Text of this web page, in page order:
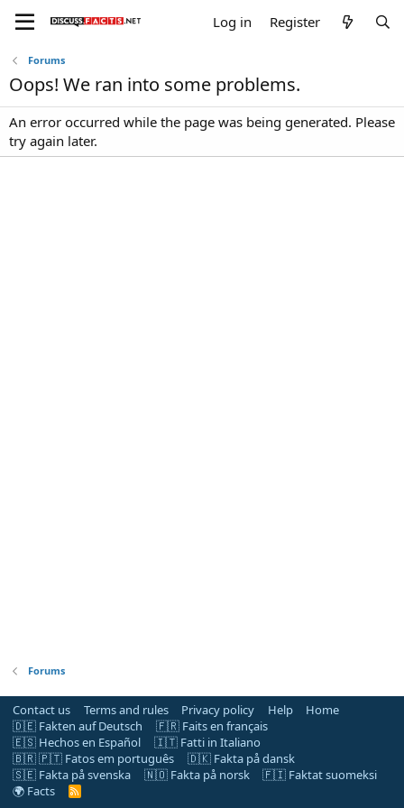
Log in Register
Forums
Oops! We ran into some problems.
An error occurred while the page was being generated. Please
try again later.
Forums
Contact us Terms and rules Privacy policy Help
Home
🇩🇪 Fakten auf Deutsch
🇫🇷 Faits en français
🇪🇸 Hechos en Español
🇮🇹 Fatti in Italiano
🇧🇷 🇵🇹 Fatos em português
🇩🇰 Fakta på dansk
🇸🇪 Fakta på svenska
🇳🇴 Fakta på norsk
🇫🇮 Faktat suomeksi
🌍 Facts
R